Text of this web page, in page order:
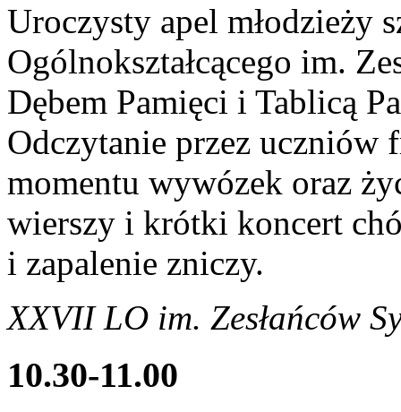
Uroczysty apel
Ogólnokształcącego im.
Dębem Pamięci i Tablicą
Odczytanie przez uczniów
momentu wywózek oraz
wierszy i krótki koncert
i zapalenie zniczy.
XXVII LO im. Zesłańców
10.30-11.00